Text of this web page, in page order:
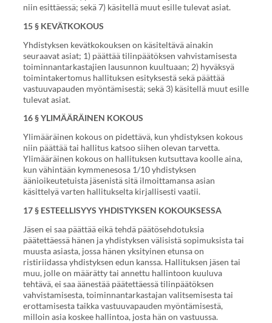
niin esittäessä; sekä 7) käsitellä muut esille tulevat asiat.
15 § KEVÄTKOKOUS
Yhdistyksen kevätkokouksen on käsiteltävä ainakin
seuraavat asiat; 1) päättää tilinpäätöksen vahvistamisesta
toiminnantarkastajien lausunnon kuultuaan; 2) hyväksyä
toimintakertomus hallituksen esityksestä sekä päättää
vastuuvapauden myöntämisestä; sekä 3) käsitellä muut esille
tulevat asiat.
16 § YLIMÄÄRÄINEN KOKOUS
Ylimääräinen kokous on pidettävä, kun yhdistyksen kokous
niin päättää tai hallitus katsoo siihen olevan tarvetta.
Ylimääräinen kokous on hallituksen kutsuttava koolle aina,
kun vähintään kymmenesosa 1/10 yhdistyksen
äänioikeutetuista jäsenistä sitä ilmoittamansa asian
käsittelyä varten hallitukselta kirjallisesti vaatii.
17 § ESTEELLISYYS YHDISTYKSEN KOKOUKSESSA
Jäsen ei saa päättää eikä tehdä päätösehdotuksia
päätettäessä hänen ja yhdistyksen välisistä sopimuksista tai
muusta asiasta, jossa hänen yksityinen etunsa on
ristiriidassa yhdistyksen edun kanssa. Hallituksen jäsen tai
muu, jolle on määrätty tai annettu hallintoon kuuluva
tehtävä, ei saa äänestää päätettäessä tilinpäätöksen
vahvistamisesta, toiminnantarkastajan valitsemisesta tai
erottamisesta taikka vastuuvapauden myöntämisestä,
milloin asia koskee hallintoa, josta hän on vastuussa.